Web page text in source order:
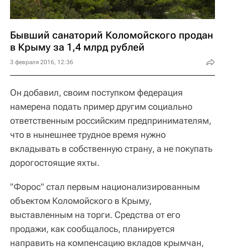
Бывший санаторий Коломойского продан
в Крыму за 1,4 млрд рублей
3 февраля 2016, 12:36
Он добавил, своим поступком федерация
намерена подать пример другим социально
ответственным российским предпринимателям,
что в нынешнее трудное время нужно
вкладывать в собственную страну, а не покупать
дорогостоящие яхты.
"Форос" стал первым национализированным
объектом Коломойского в Крыму,
выставленным на торги. Средства от его
продажи, как сообщалось, планируется
направить на компенсацию вкладов крымчан,